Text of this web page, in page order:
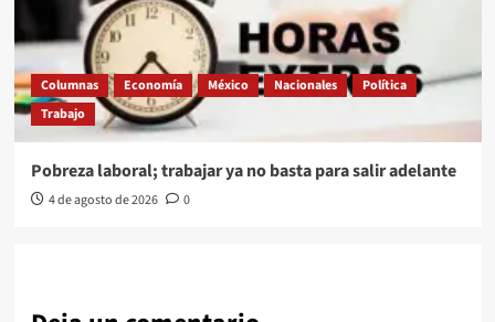
Columnas Economía México Nacionales
Política
Trabajo
Pobreza laboral; trabajar ya no basta para salir adelante
4 de agosto de 2026 0